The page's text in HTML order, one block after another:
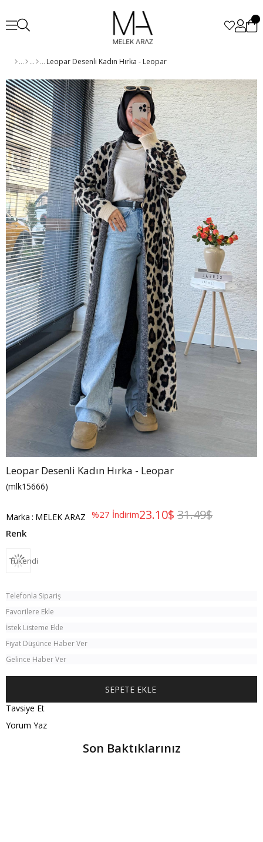
Leopar Desenli Kadın Hırka - Leopar
Leopar Desenli Kadın Hırka - Leopar
(mlk15666)
Marka : MELEK ARAZ %27 İndirim 31.49$
23.10$
Tükendi
Telefonla Sipariş
Favorilere Ekle
İstek Listeme Ekle
Fiyat Düşünce Haber Ver
Gelince Haber Ver
Tavsiye Et
Yorum Yaz
Son Baktıklarınız